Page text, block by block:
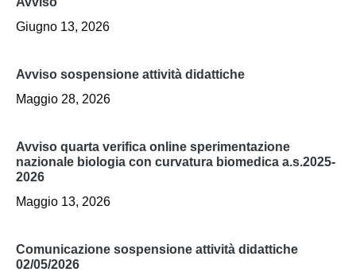
Giugno 13, 2026
avviso sospensione attività didattiche
Maggio 28, 2026
avviso quarta verifica online sperimentazione
nazionale biologia con curvatura biomedica a.s.2025-
2026
Maggio 13, 2026
comunicazione sospensione attività didattiche
02/05/2026